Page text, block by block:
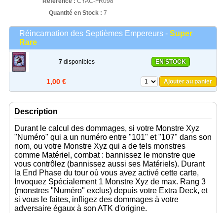
Quantité en Stock : 7
Réincarnation des Septièmes Empereurs - Super
Rare
7 disponibles EN STOCK
1,00 € Ajouter au panier
Description
Durant le calcul des dommages, si votre Monstre Xyz
"Numéro" qui a un numéro entre "101" et "107" dans son
nom, ou votre Monstre Xyz qui a de tels monstres
comme Matériel, combat : bannissez le monstre que
vous contrôlez (bannissez aussi ses Matériels). Durant
la End Phase du tour où vous avez activé cette carte,
Invoquez Spécialement 1 Monstre Xyz de max. Rang 3
(monstres "Numéro" exclus) depuis votre Extra Deck, et
si vous le faites, infligez des dommages à votre
adversaire égaux à son ATK d'origine.